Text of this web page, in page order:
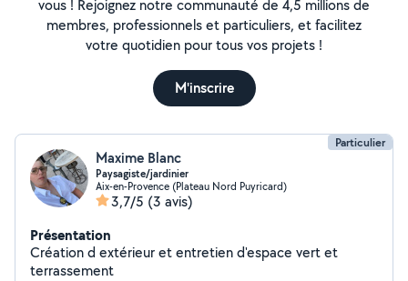
vous ! Rejoignez notre communauté de 4,5 millions de
membres, professionnels et particuliers, et facilitez
votre quotidien pour tous vos projets !
M'inscrire
Particulier
Maxime Blanc
Paysagiste/jardinier
Aix-en-Provence (Plateau Nord Puyricard)
3,7/5 (3 avis)
Présentation
Création d extérieur et entretien d'espace vert et
terrassement